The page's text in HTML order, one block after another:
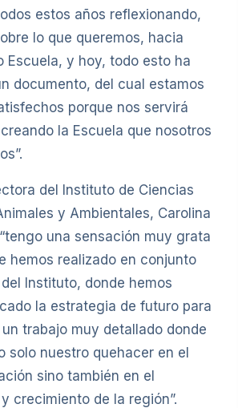
estos años reflexionando,
lo que queremos, hacia
Escuela, y hoy, todo esto ha
documento, del cual estamos
porque nos servirá
la Escuela que nosotros
del Instituto de Ciencias
y Ambientales, Carolina
una sensación muy grata
hemos realizado en conjunto
Instituto, donde hemos
la estrategia de futuro para
trabajo muy detallado donde
solo nuestro quehacer en el
sino también en el
crecimiento de la región”.